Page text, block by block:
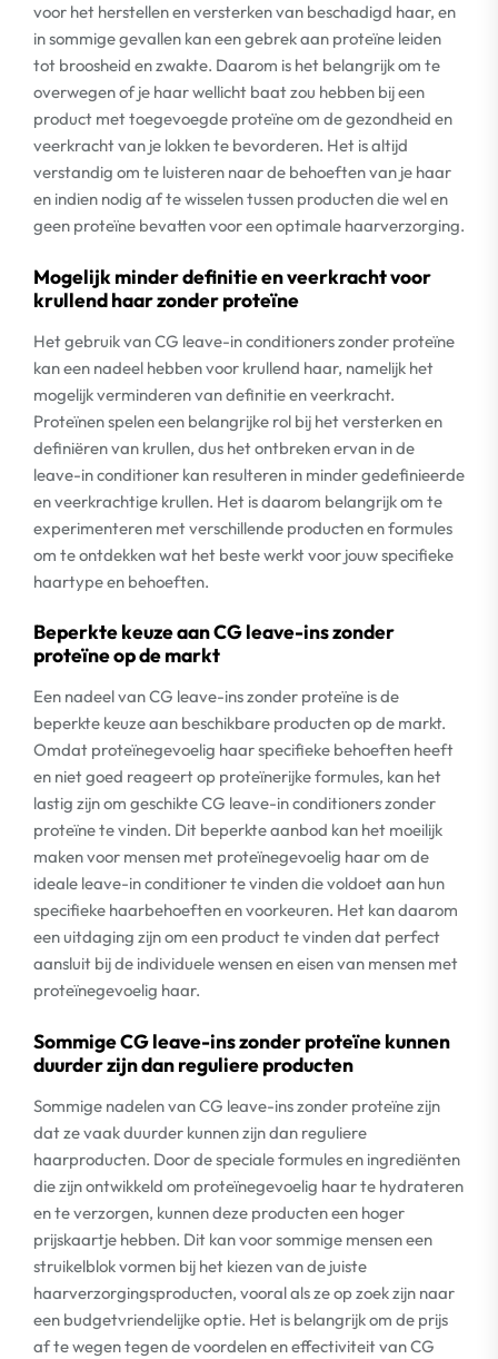
voor het herstellen en versterken van beschadigd haar, en
in sommige gevallen kan een gebrek aan proteïne leiden
tot broosheid en zwakte. Daarom is het belangrijk om te
overwegen of je haar wellicht baat zou hebben bij een
product met toegevoegde proteïne om de gezondheid en
veerkracht van je lokken te bevorderen. Het is altijd
verstandig om te luisteren naar de behoeften van je haar
en indien nodig af te wisselen tussen producten die wel en
geen proteïne bevatten voor een optimale haarverzorging.
Mogelijk minder definitie en veerkracht voor
krullend haar zonder proteïne
Het gebruik van CG leave-in conditioners zonder proteïne
kan een nadeel hebben voor krullend haar, namelijk het
mogelijk verminderen van definitie en veerkracht.
Proteïnen spelen een belangrijke rol bij het versterken en
definiëren van krullen, dus het ontbreken ervan in de
leave-in conditioner kan resulteren in minder gedefinieerde
en veerkrachtige krullen. Het is daarom belangrijk om te
experimenteren met verschillende producten en formules
om te ontdekken wat het beste werkt voor jouw specifieke
haartype en behoeften.
Beperkte keuze aan CG leave-ins zonder
proteïne op de markt
Een nadeel van CG leave-ins zonder proteïne is de
beperkte keuze aan beschikbare producten op de markt.
Omdat proteïnegevoelig haar specifieke behoeften heeft
en niet goed reageert op proteïnerijke formules, kan het
lastig zijn om geschikte CG leave-in conditioners zonder
proteïne te vinden. Dit beperkte aanbod kan het moeilijk
maken voor mensen met proteïnegevoelig haar om de
ideale leave-in conditioner te vinden die voldoet aan hun
specifieke haarbehoeften en voorkeuren. Het kan daarom
een uitdaging zijn om een product te vinden dat perfect
aansluit bij de individuele wensen en eisen van mensen met
proteïnegevoelig haar.
Sommige CG leave-ins zonder proteïne kunnen
duurder zijn dan reguliere producten
Sommige nadelen van CG leave-ins zonder proteïne zijn
dat ze vaak duurder kunnen zijn dan reguliere
haarproducten. Door de speciale formules en ingrediënten
die zijn ontwikkeld om proteïnegevoelig haar te hydrateren
en te verzorgen, kunnen deze producten een hoger
prijskaartje hebben. Dit kan voor sommige mensen een
struikelblok vormen bij het kiezen van de juiste
haarverzorgingsproducten, vooral als ze op zoek zijn naar
een budgetvriendelijke optie. Het is belangrijk om de prijs
af te wegen tegen de voordelen en effectiviteit van CG